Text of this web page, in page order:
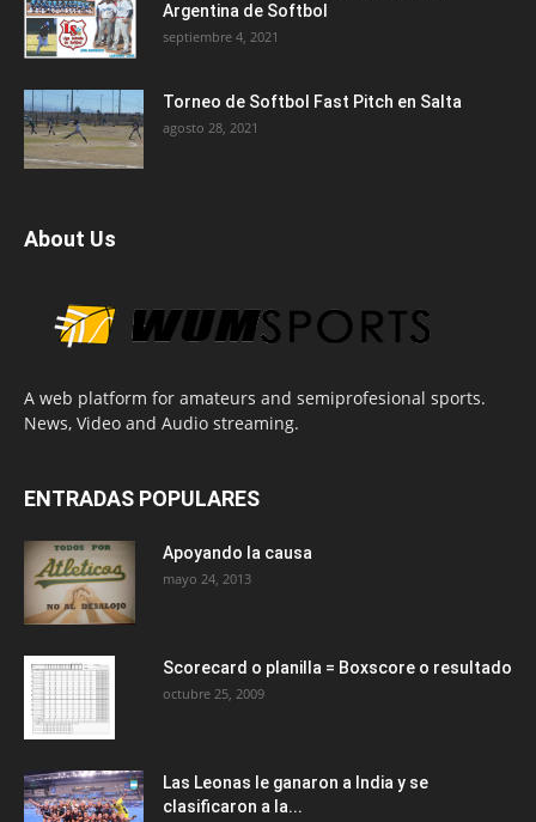
Argentina de Softbol
septiembre 4, 2021
Torneo de Softbol Fast Pitch en Salta
agosto 28, 2021
About Us
A web platform for amateurs and semiprofesional sports.
News, Video and Audio streaming.
ENTRADAS POPULARES
Apoyando la causa
mayo 24, 2013
Scorecard o planilla = Boxscore o resultado
octubre 25, 2009
Las Leonas le ganaron a India y se
clasificaron a la...